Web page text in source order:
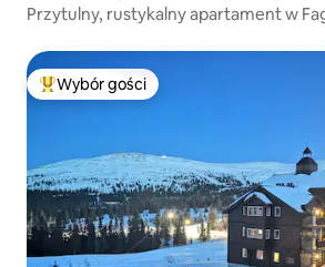
Przytulny, rustykalny apartament w
Najpopularniejsze z kategorii Wybór
Wybór gości